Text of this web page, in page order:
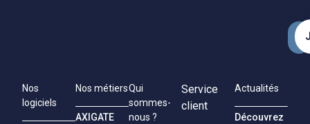
Nos
logiciels
Nos métiers
AXIGATE
Qui
sommes-
nous ?
Service
client
Actualités
Découvrez